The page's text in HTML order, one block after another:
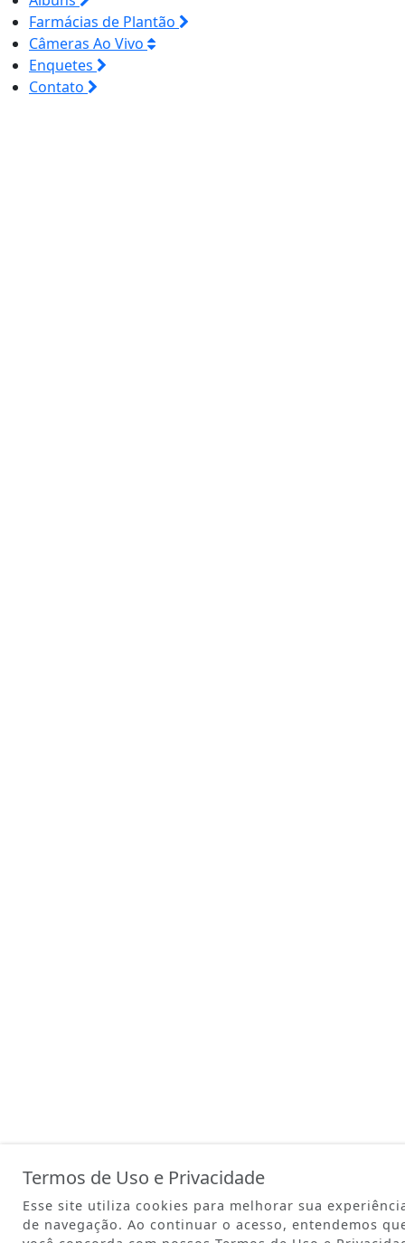
Termos de Uso e Privacidade
Esse site utiliza cookies para melhorar sua
de navegação. Ao continuar o acesso, entendemos
Farmácias de Plantão
Câmeras Ao Vivo
Enquetes
Contato